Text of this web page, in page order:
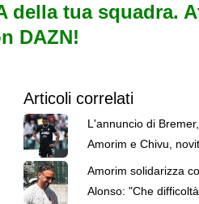
della tua squadra.
DAZN!
Articoli correlati
L'annuncio di
Amorim e Chivu,
le top news delle 13
Amorim solidarizza
Alonso: "Che